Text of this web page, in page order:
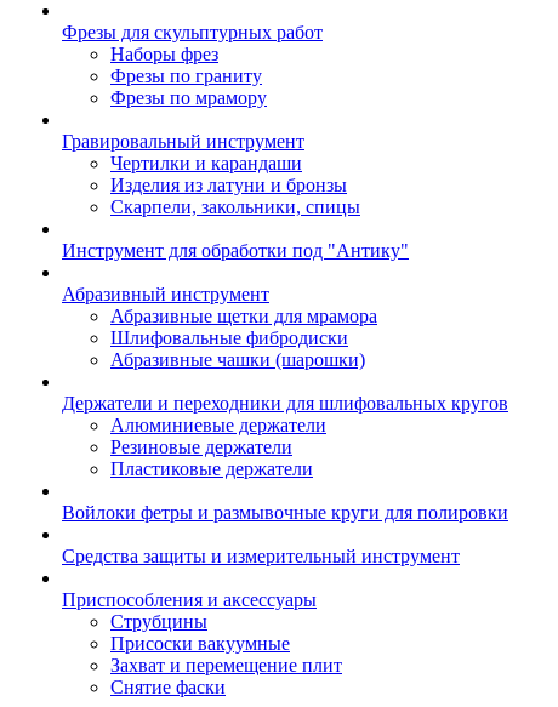
Фрезы для скульптурных работ
Наборы фрез
Фрезы по граниту
Фрезы по мрамору
Гравировальный инструмент
Чертилки и карандаши
Изделия из латуни и бронзы
Скарпели, закольники, спицы
Инструмент для обработки под "Антику"
Абразивный инструмент
Абразивные щетки для мрамора
Шлифовальные фибродиски
Абразивные чашки (шарошки)
Держатели и переходники для шлифовальных кругов
Алюминиевые держатели
Резиновые держатели
Пластиковые держатели
Войлоки фетры и размывочные круги для полировки
Средства защиты и измерительный инструмент
Приспособления и аксессуары
Струбцины
Присоски вакуумные
Захват и перемещение плит
Снятие фаски